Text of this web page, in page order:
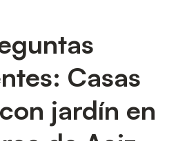
Casas
jardín en